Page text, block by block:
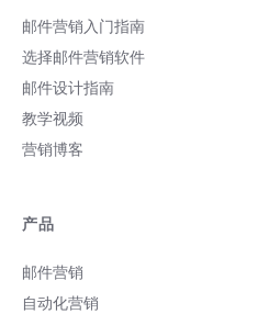
邮件营销入门指南
选择邮件营销软件
邮件设计指南
教学视频
营销博客
产品
邮件营销
自动化营销